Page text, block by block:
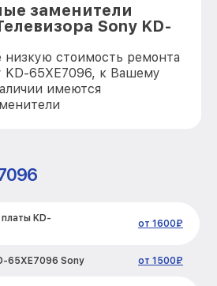
заменители
Sony KD-
низкую стоимость ремонта
KD-65XE7096, к Вашему
имеются
KD-
от 1600₽
65XE7096 Sony от 1500₽